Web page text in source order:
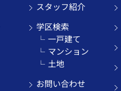
スタッフ紹介
学区検索
一戸建て
マンション
土地
お問い合わせ